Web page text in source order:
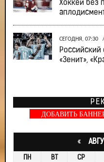
Хоккей без
СЕГОДНЯ, 07:30 /
«Зенит»,
ДОБАВИТЬ
«
ПН ВТ СР